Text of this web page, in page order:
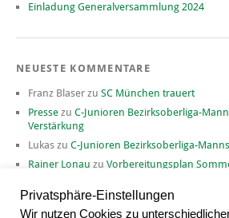
Einladung Generalversammlung 2024
NEUESTE KOMMENTARE
Franz Blaser zu SC München trauert
Presse zu C-Junioren Bezirksoberliga-
Verstärkung
Lukas zu C-Junioren Bezirksoberliga-
Rainer Lonau zu Vorbereitungsplan
Privatsphäre-Einstellungen
Wir nutzen Cookies zu